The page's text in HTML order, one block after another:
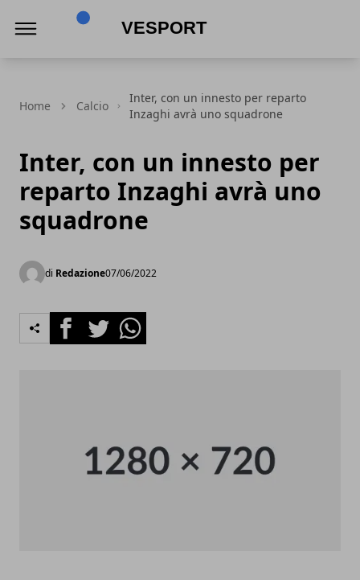
Home Calcio
Inter, con un innesto per reparto
Inzaghi avrà uno squadrone
Inter, con un innesto per
reparto Inzaghi avrà uno
squadrone
di Redazione07/06/2022
FacebookTwitterWhatsapp